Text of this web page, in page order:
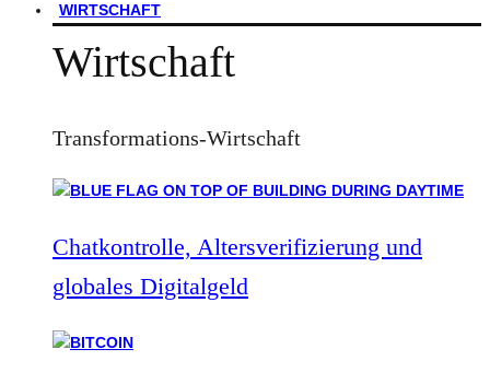
WIRTSCHAFT
Wirtschaft
Transformations-Wirtschaft
Chatkontrolle, Altersverifizierung und
globales Digitalgeld